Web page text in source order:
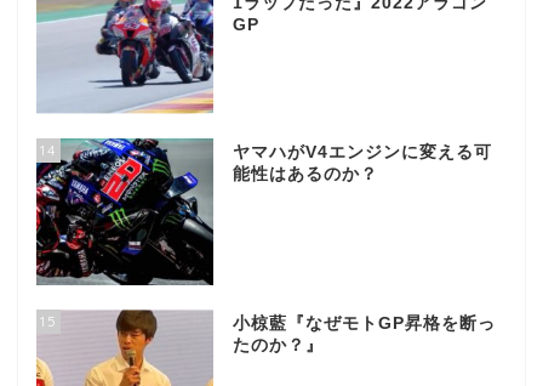
GP
14
ヤマハがV4エンジンに変える可
能性はあるのか？
15
小椋藍『なぜモトGP昇格を断っ
たのか？』